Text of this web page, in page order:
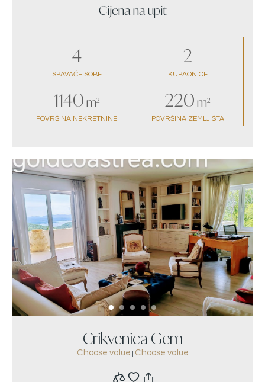
Cijena na upit
4
SPAVAĆE SOBE
2
KUPAONICE
1140 m²
POVRŠINA NEKRETNINE
220 m²
POVRŠINA ZEMLJIŠTA
Crikvenica Gem
Choose value Choose value